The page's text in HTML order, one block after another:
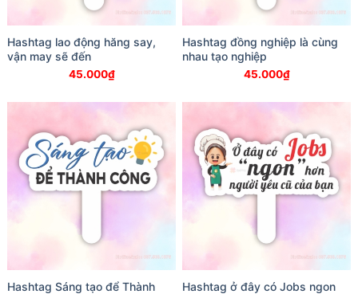
Hashtag lao động hăng say,
vận may sẽ đến
45.000₫
Hashtag đồng nghiệp là cùng
nhau tạo nghiệp
45.000₫
Hashtag Sáng tạo để Thành
Hashtag ở đây có Jobs ngon